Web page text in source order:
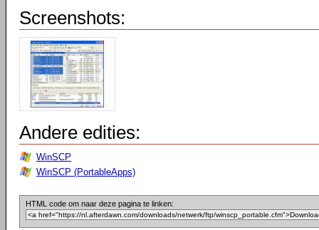
Screenshots:
Andere edities:
WinSCP
WinSCP (PortableApps)
HTML code om naar deze pagina te linken: